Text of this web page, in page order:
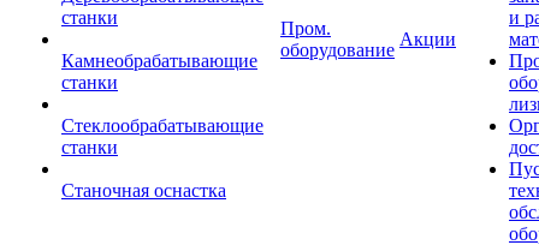
станки
Камнеобрабатывающие
станки
Стеклообрабатывающие
станки
Станочная оснастка
Пром.
оборудование
Акции
и